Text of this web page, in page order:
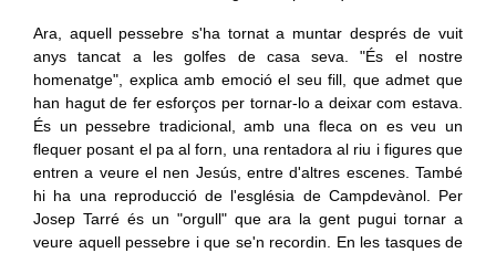
Ara, aquell pessebre s'ha tornat a muntar després de vuit
anys tancat a les golfes de casa seva. "És el nostre
homenatge", explica amb emoció el seu fill, que admet que
han hagut de fer esforços per tornar-lo a deixar com estava.
És un pessebre tradicional, amb una fleca on es veu un
flequer posant el pa al forn, una rentadora al riu i figures que
entren a veure el nen Jesús, entre d'altres escenes. També
hi ha una reproducció de l'església de Campdevànol. Per
Josep Tarré és un "orgull" que ara la gent pugui tornar a
veure aquell pessebre i que se'n recordin. En les tasques de